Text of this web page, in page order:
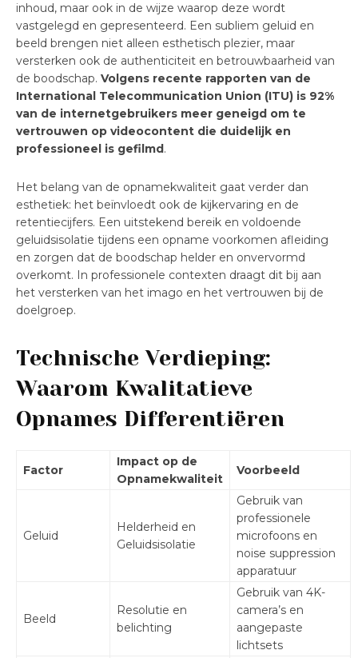
inhoud, maar ook in de wijze waarop deze wordt
vastgelegd en gepresenteerd. Een subliem geluid en
beeld brengen niet alleen esthetisch plezier, maar
versterken ook de authenticiteit en betrouwbaarheid van
de boodschap. Volgens recente rapporten van de
International Telecommunication Union (ITU) is 92%
van de internetgebruikers meer geneigd om te
vertrouwen op videocontent die duidelijk en
professioneel is gefilmd.
Het belang van de opnamekwaliteit gaat verder dan
esthetiek: het beïnvloedt ook de kijkervaring en de
retentiecijfers. Een uitstekend bereik en voldoende
geluidsisolatie tijdens een opname voorkomen afleiding
en zorgen dat de boodschap helder en onvervormd
overkomt. In professionele contexten draagt dit bij aan
het versterken van het imago en het vertrouwen bij de
doelgroep.
Technische Verdieping:
Waarom Kwalitatieve
Opnames Differentiëren
Factor
Impact op de
Opnamekwaliteit
Voorbeeld
Geluid
Helderheid en
Geluidsisolatie
Gebruik van
professionele
microfoons en
noise suppression
apparatuur
Beeld
Resolutie en
belichting
Gebruik van 4K-
camera’s en
aangepaste
lichtsets